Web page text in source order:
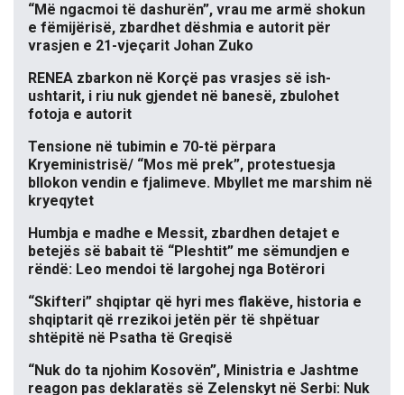
“Më ngacmoi të dashurën”, vrau me armë shokun
e fëmijërisë, zbardhet dëshmia e autorit për
vrasjen e 21-vjeçarit Johan Zuko
RENEA zbarkon në Korçë pas vrasjes së ish-
ushtarit, i riu nuk gjendet në banesë, zbulohet
fotoja e autorit
Tensione në tubimin e 70-të përpara
Kryeministrisë/ “Mos më prek”, protestuesja
bllokon vendin e fjalimeve. Mbyllet me marshim në
kryeqytet
Humbja e madhe e Messit, zbardhen detajet e
betejës së babait të “Pleshtit” me sëmundjen e
rëndë: Leo mendoi të largohej nga Botërori
“Skifteri” shqiptar që hyri mes flakëve, historia e
shqiptarit që rrezikoi jetën për të shpëtuar
shtëpitë në Psatha të Greqisë
“Nuk do ta njohim Kosovën”, Ministria e Jashtme
reagon pas deklaratës së Zelenskyt në Serbi: Nuk